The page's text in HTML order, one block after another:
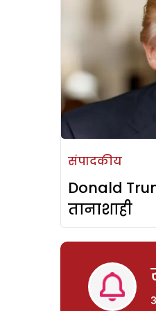
संपादकीय
Donald
तानाशाही